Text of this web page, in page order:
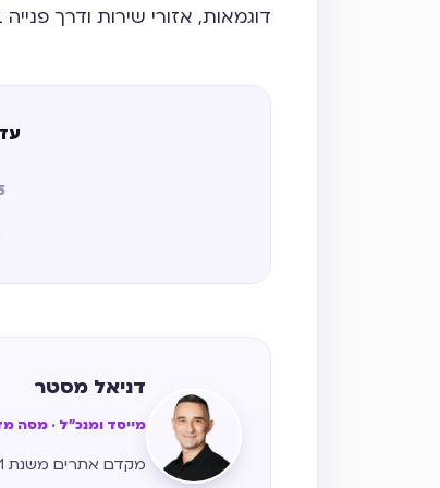
דוגמאות, אזורי שירות ודרך
דניאל מסטר
מייסד ומנכ״ל · מסה